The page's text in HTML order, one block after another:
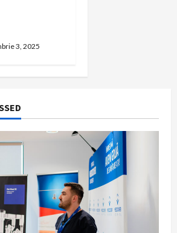
3, 2025